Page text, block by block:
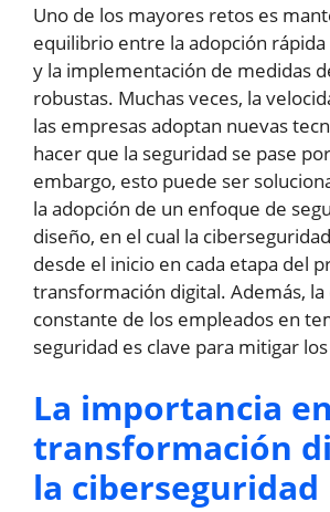
Uno de los mayores retos es
equilibrio entre la adopción
y la implementación de medidas
robustas. Muchas veces, la
las empresas adoptan nuevas
hacer que la seguridad se pase
embargo, esto puede ser
la adopción de un enfoque de
diseño, en el cual la
desde el inicio en cada etapa del
transformación digital. Además, la
constante de los empleados en
seguridad es clave para mitigar
La importancia
transformación
la ciberseguridad